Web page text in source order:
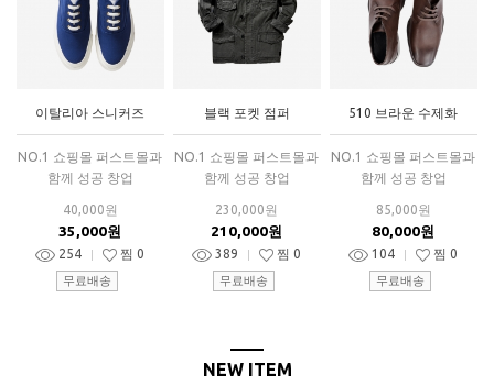
이탈리아 스니커즈
NO.1 쇼핑몰 퍼스트몰과
함께 성공 창업
40,000원
35,000원
254 찜0
무료배송
블랙 포켓 점퍼
NO.1 쇼핑몰 퍼스트몰과
함께 성공 창업
230,000원
210,000원
389 찜0
무료배송
510 브라운 수제화
NO.1 쇼핑몰 퍼스트몰과
함께 성공 창업
85,000원
80,000원
104 찜0
무료배송
NEW ITEM